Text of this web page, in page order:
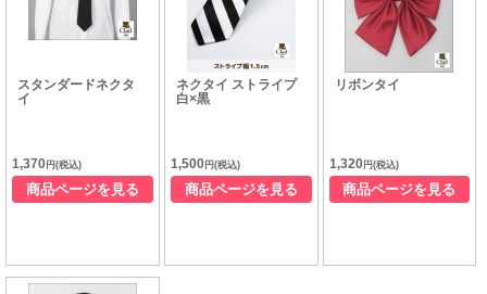
スタンダードネクタ
イ
1,370 円(税込)
商品ページを見る
ネクタイ ストライプ
白×黒
1,500円(税込)
商品ページを見る
リボンタイ
1,320円(税込)
商品ページを見る